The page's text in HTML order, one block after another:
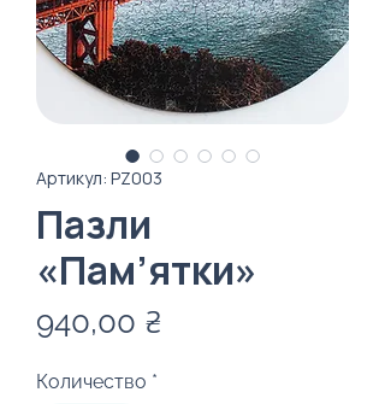
Артикул: PZ003
Пазли
«Пам’ятки»
940,00 ₴
Количество *